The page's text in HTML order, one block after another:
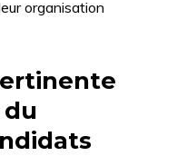
organisation